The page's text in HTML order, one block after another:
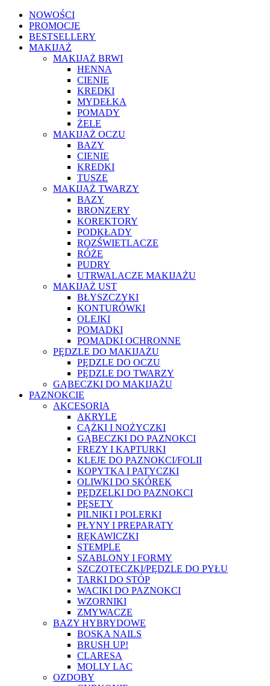
NOWOŚCI
PROMOCJE
BESTSELLERY
MAKIJAŻ
MAKIJAŻ BRWI
HENNA
CIENIE
KREDKI
MYDEŁKA
POMADY
ŻELE
MAKIJAŻ OCZU
BAZY
CIENIE
KREDKI
TUSZE
MAKIJAŻ TWARZY
BAZY
BRONZERY
KOREKTORY
PODKŁADY
ROZŚWIETLACZE
RÓŻE
PUDRY
UTRWALACZE MAKIJAŻU
MAKIJAŻ UST
BŁYSZCZYKI
KONTURÓWKI
OLEJKI
POMADKI
POMADKI OCHRONNE
PĘDZLE DO MAKIJAŻU
PĘDZLE DO OCZU
PĘDZLE DO TWARZY
GĄBECZKI DO MAKIJAŻU
PAZNOKCIE
AKCESORIA
AKRYLE
CĄŻKI I NOŻYCZKI
GĄBECZKI DO PAZNOKCI
FREZY I KAPTURKI
KLEJE DO PAZNOKCI/FOLII
KOPYTKA I PATYCZKI
OLIWKI DO SKÓREK
PĘDZELKI DO PAZNOKCI
PĘSETY
PILNIKI I POLERKI
PŁYNY I PREPARATY
RĘKAWICZKI
STEMPLE
SZABLONY I FORMY
SZCZOTECZKI/PĘDZLE DO PYŁU
TARKI DO STÓP
WACIKI DO PAZNOKCI
WZORNIKI
ZMYWACZE
BAZY HYBRYDOWE
BOSKA NAILS
BRUSH UP!
CLARESA
MOLLY LAC
OZDOBY